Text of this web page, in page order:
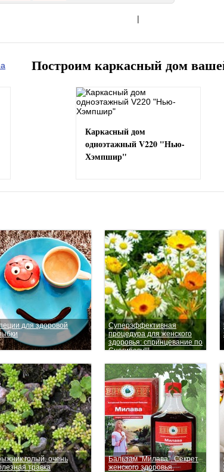
|
Построим каркасный дом
Каркасный дом
одноэтажный V220 "Нью-
Хэмпшир"
для здоровой
Суперэффективная
процедура для женского
здоровья: спринцевание по
Снегиреву!!!
голый, очень
травка
Бальзам "Милава". Секрет
женского здоровья.